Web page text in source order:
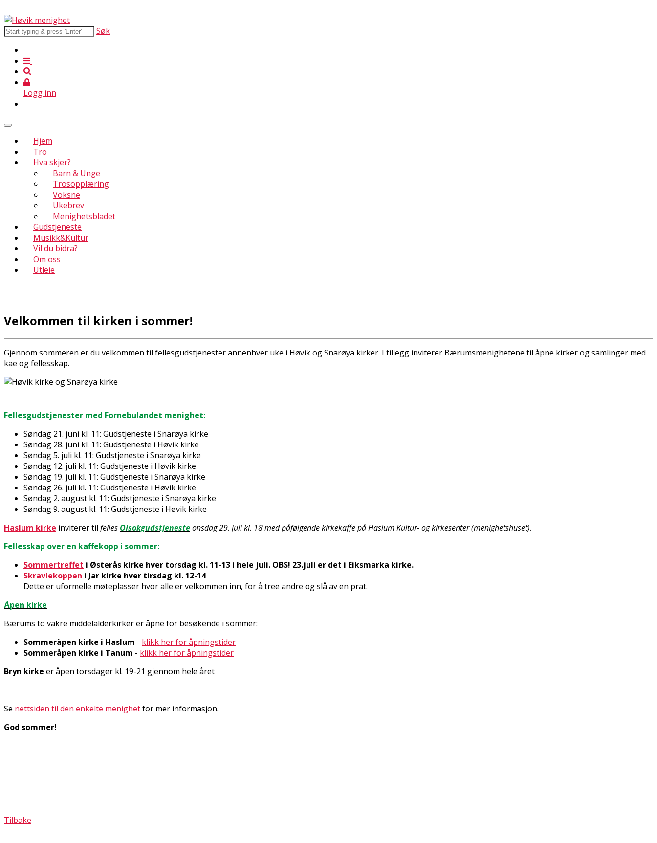
Søk
Logg inn
Hjem
Tro
Hva skjer?
Barn & Unge
Trosopplæring
Voksne
Ukebrev
Menighetsbladet
Gudstjeneste
Musikk&Kultur
Vil du bidra?
Om oss
Utleie
Velkommen til kirken i sommer!
Gjennom sommeren er du velkommen til fellesgudstjenester annenhver uke i Høvik og Snarøya kirker. I tillegg inviterer Bærumsmenighetene til åpne kirker og samlinger med
kaffe og fellesskap.
Fellesgudstjenester med Fornebulandet menighet:
Søndag 21. juni kl: 11: Gudstjeneste i Snarøya kirke
Søndag 28. juni kl. 11: Gudstjeneste i Høvik kirke
Søndag 5. juli kl. 11: Gudstjeneste i Snarøya kirke
Søndag 12. juli kl. 11: Gudstjeneste i Høvik kirke
Søndag 19. juli kl. 11: Gudstjeneste i Snarøya kirke
Søndag 26. juli kl. 11: Gudstjeneste i Høvik kirke
Søndag 2. august kl. 11: Gudstjeneste i Snarøya kirke
Søndag 9. august kl. 11: Gudstjeneste i Høvik kirke
Haslum kirke inviterer til felles Olsokgudstjenesteonsdag 29. juli kl. 18 med påfølgende kirkekaffe på Haslum Kultur- og kirkesenter (menighetshuset).
Fellesskap over en kaffekopp i sommer:
Sommertreffet i Østerås kirke hver torsdag kl. 11-13 i hele juli. OBS! 23.juli er det i Eiksmarka kirke.
Skravlekoppen i Jar kirke hver tirsdag kl. 12-14
Dette er uformelle møteplasser hvor alle er velkommen inn, for å treffe andre og slå av en prat.
Åpen kirke
Bærums to vakre middelalderkirker er åpne for besøkende i sommer:
Sommeråpen kirke i Haslum - klikk her for åpningstider
Sommeråpen kirke i Tanum - klikk her for åpningstider
Bryn kirke er åpen torsdager kl. 19-21 gjennom hele året
Se nettsiden til den enkelte menighetfor mer informasjon.
God sommer!
Tilbake